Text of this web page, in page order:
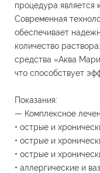
процедура является
Современная
обеспечивает
количество
средства «Аква
что способствует
Показания:
— Комплексное
• острые и
• острые и
• острые и
• аллергические и